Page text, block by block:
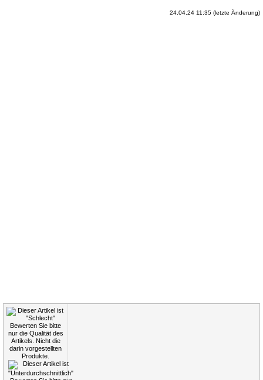
24.04.24 11:35 (letzte Änderung)